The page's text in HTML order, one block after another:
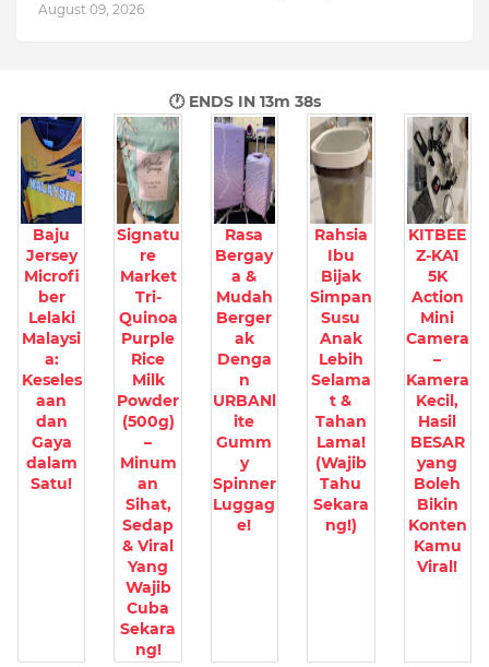
August 09, 2026
🕐 ENDS IN 13m 37s
Baju
Jersey
Microfi
ber
Lelaki
Malaysi
a:
Keseles
aan
dan
Gaya
dalam
Satu!
Signatu
re
Market
Tri-
Quinoa
Purple
Rice
Milk
Powder
(500g)
–
Minum
an
Sihat,
Sedap
& Viral
Yang
Wajib
Cuba
Sekara
ng!
Rasa
Bergay
a &
Mudah
Berger
ak
Denga
n
URBANl
ite
Gumm
y
Spinner
Luggag
e!
Rahsia
Ibu
Bijak
Simpan
Susu
Anak
Lebih
Selama
t &
Tahan
Lama!
(Wajib
Tahu
Sekara
ng!)
KITBEE
Z-KA1
5K
Action
Mini
Camera
–
Kamera
Kecil,
Hasil
BESAR
yang
Boleh
Bikin
Konten
Kamu
Viral!